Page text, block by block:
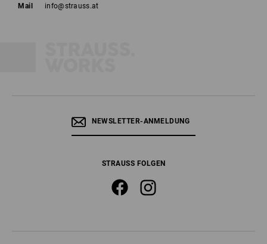
Mail
info@strauss.at
NEWSLETTER-ANMELDUNG
STRAUSS FOLGEN